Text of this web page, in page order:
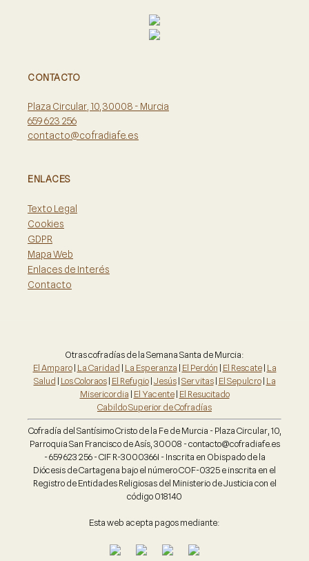
CONTACTO
Plaza Circular, 10, 30008 - Murcia
659 623 256
contacto@cofradiafe.es
ENLACES
Texto Legal
Cookies
GDPR
Mapa Web
Enlaces de Interés
Contacto
Otras cofradías de la Semana Santa de Murcia:
El Amparo| La Caridad | La Esperanza | El Perdón | El Rescate| La
Salud | Los Coloraos| El Refugio|Jesús|Servitas| El Sepulcro| La
Misericordia | El Yacente| El Resucitado
Cabildo Superior de Cofradías
Cofradía del Santísimo Cristo de la Fe de Murcia - Plaza Circular, 10,
Parroquia San Francisco de Asís, 30008 - contacto@cofradiafe.es
- 659 623 256 - CIF R-3000366I - Inscrita en Obispado de la
Diócesis de Cartagena bajo el número COF-0325 e inscrita en el
Registro de Entidades Religiosas del Ministerio de Justicia con el
código 018140
Esta web acepta pagos mediante: